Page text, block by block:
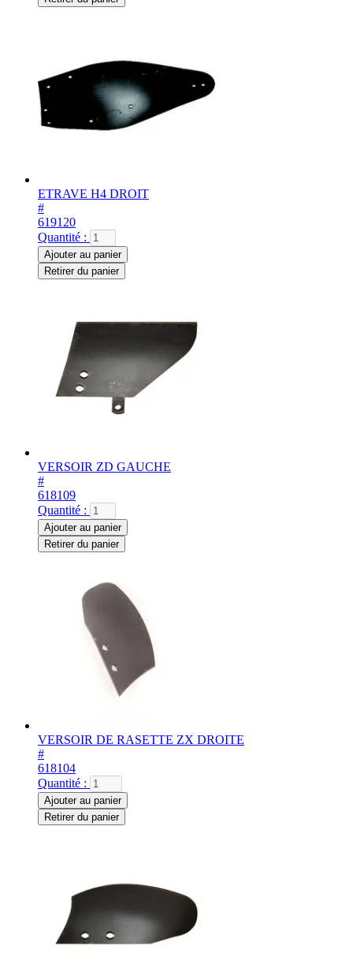
ETRAVE H4 DROIT
#
619120
Quantité :
Ajouter au panier
Retirer du panier
VERSOIR ZD GAUCHE
#
618109
Quantité :
Ajouter au panier
Retirer du panier
VERSOIR DE RASETTE ZX DROITE
#
618104
Quantité :
Ajouter au panier
Retirer du panier